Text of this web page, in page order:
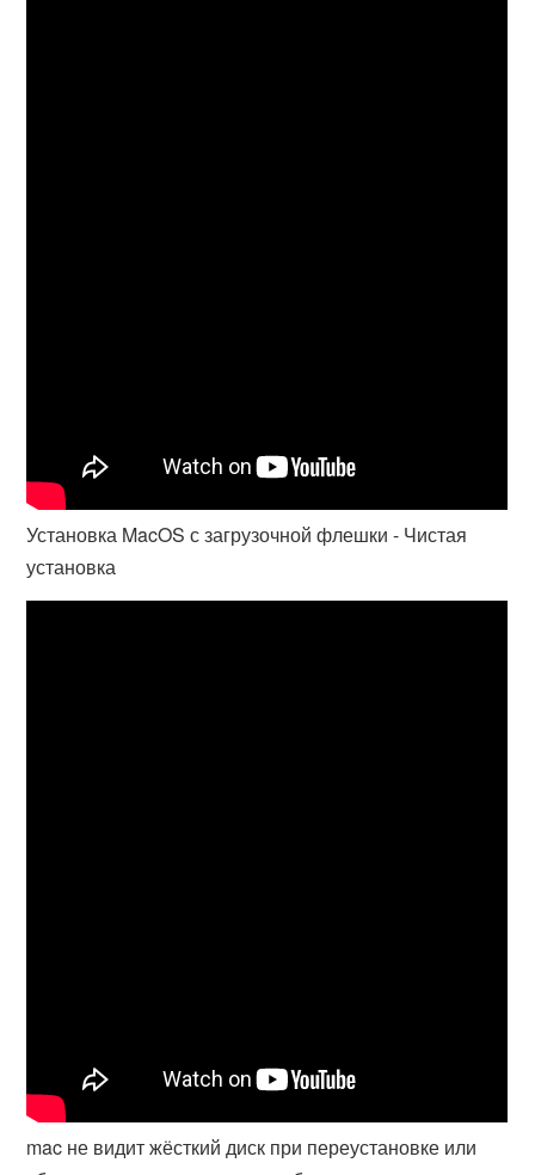
Установка MacOS с загрузочной флешки - Чистая
установка
mac не видит жёсткий диск при переустановке или